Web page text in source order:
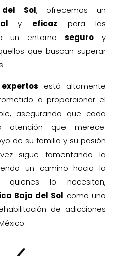
Sol, ofrecemos un
y eficaz para las
un entornoseguro y
que buscan superar
expertos está altamente
a proporcionar el
asegurando que cada
atención que merece.
de su familia y su pasión
sigue fomentando la
un camino hacia la
quienes lo necesitan,
Baja del Sol como uno
de adicciones